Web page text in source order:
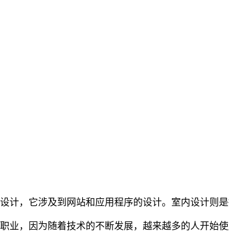
，它涉及到网站和应用程序的设计。室内设计则
业，因为随着技术的不断发展，越来越多的人开始